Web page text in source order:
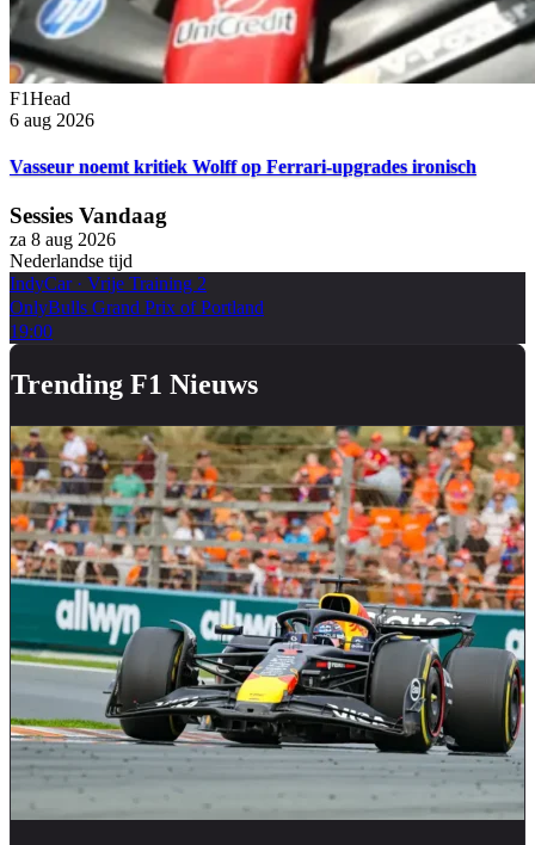
F1Head
6 aug 2026
Vasseur noemt kritiek Wolff op Ferrari-upgrades ironisch
Sessies Vandaag
za 8 aug 2026
Nederlandse tijd
IndyCar· Vrije Training 2
OnlyBulls Grand Prix of Portland
19:00
Trending F1 Nieuws